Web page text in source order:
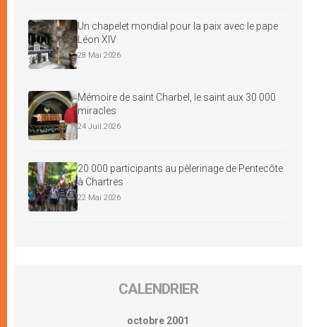
Un chapelet mondial pour la paix avec le pape
Léon XIV
28 Mai 2026
Mémoire de saint Charbel, le saint aux 30 000
miracles
24 Juil 2026
20 000 participants au pèlerinage de Pentecôte
à Chartres
22 Mai 2026
CALENDRIER
octobre 2001